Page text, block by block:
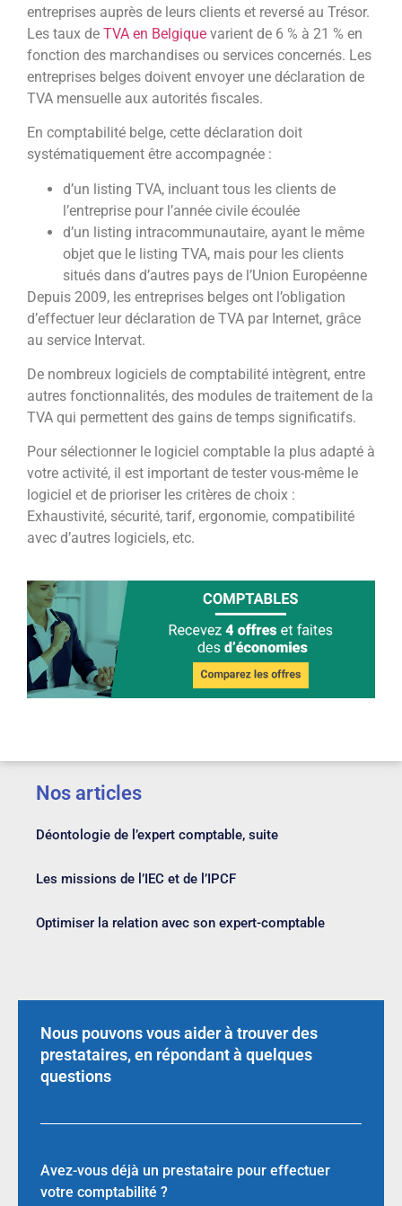
entreprises auprès de leurs clients et reversé au Trésor.
Les taux de TVA en Belgique varient de 6 % à 21 % en
fonction des marchandises ou services concernés. Les
entreprises belges doivent envoyer une déclaration de
TVA mensuelle aux autorités fiscales.
En comptabilité belge, cette déclaration doit
systématiquement être accompagnée :
d’un listing TVA, incluant tous les clients de
l’entreprise pour l’année civile écoulée
d’un listing intracommunautaire, ayant le même
objet que le listing TVA, mais pour les clients
situés dans d’autres pays de l’Union Européenne
Depuis 2009, les entreprises belges ont l’obligation
d’effectuer leur déclaration de TVA par Internet, grâce
au service Intervat.
De nombreux logiciels de comptabilité intègrent, entre
autres fonctionnalités, des modules de traitement de la
TVA qui permettent des gains de temps significatifs.
Pour sélectionner le logiciel comptable la plus adapté à
votre activité, il est important de tester vous-même le
logiciel et de prioriser les critères de choix :
Exhaustivité, sécurité, tarif, ergonomie, compatibilité
avec d’autres logiciels, etc.
Nos articles
Déontologie de l’expert comptable, suite
Les missions de l’IEC et de l’IPCF
Optimiser la relation avec son expert-comptable
Nous pouvons vous aider à trouver des
prestataires, en répondant à quelques
questions
Avez-vous déjà un prestataire pour effectuer
votre comptabilité ?